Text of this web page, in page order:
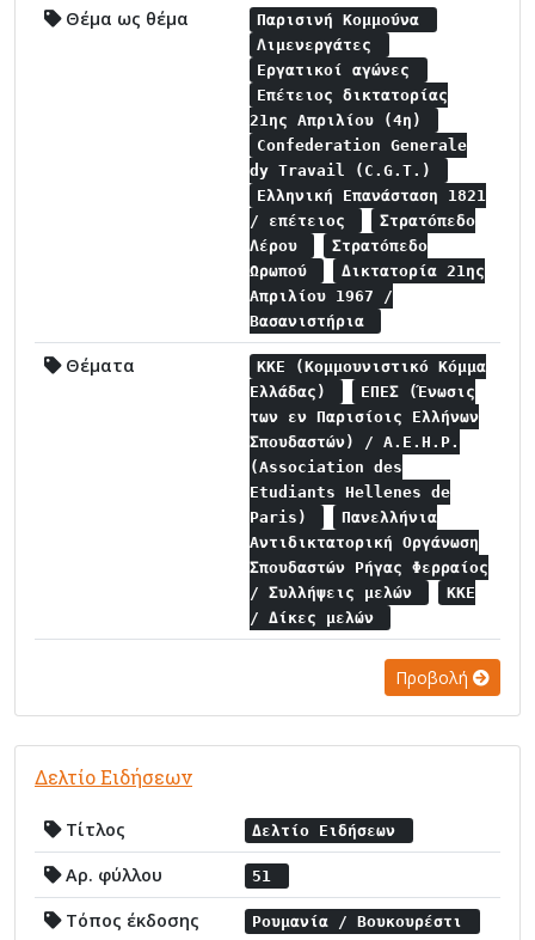
Θέμα ως θέμα
Παρισινή Κομμούνα
Λιμενεργάτες
Εργατικοί αγώνες
Επέτειος δικτατορίας
21ης Απριλίου (4η)
Confederation Generale
dy Travail (C.G.T.)
Ελληνική Επανάσταση 1821
/ επέτειος
Στρατόπεδο
Λέρου
Στρατόπεδο
Ωρωπού
Δικτατορία 21ης
Απριλίου 1967 /
Βασανιστήρια
Θέματα
ΚΚΕ (Κομμουνιστικό Κόμμα
Ελλάδας)
ΕΠΕΣ (Ένωσις
των εν Παρισίοις Ελλήνων
Σπουδαστών) / A.E.H.P.
(Association des
Etudiants Hellenes de
Paris)
Πανελλήνια
Αντιδικτατορική Οργάνωση
Σπουδαστών Ρήγας Φερραίος
/ Συλλήψεις μελών
ΚΚΕ
/ Δίκες μελών
Προβολή
Δελτίο Ειδήσεων
Τίτλος Δελτίο Ειδήσεων
Αρ. φύλλου 51
Τόπος έκδοσης Ρουμανία / Βουκουρέστι